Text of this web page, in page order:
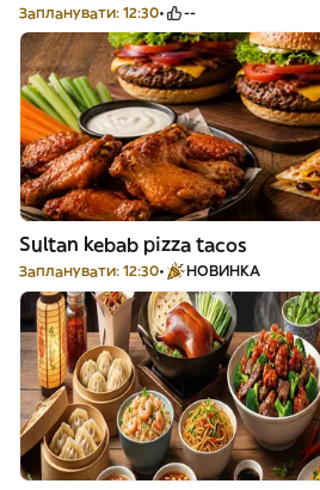
Запланувати: 12:30 --
Sultan kebab pizza tacos
Запланувати: 12:30 НОВИНКА